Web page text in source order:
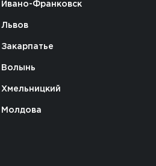
Ивано-Франковск
Львов
Закарпатье
Волынь
Хмельницкий
Молдова